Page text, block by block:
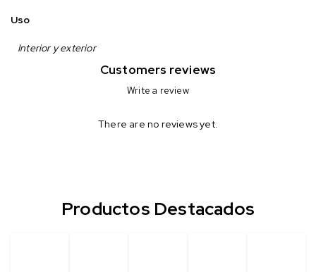
Uso
Interior y exterior
Customers reviews
Write a review
There are no reviews yet.
Productos Destacados